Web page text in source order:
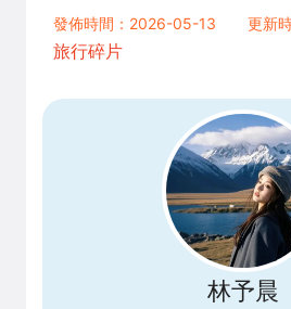
發佈時間：2026-05-13
更新
旅行碎片
林予晨